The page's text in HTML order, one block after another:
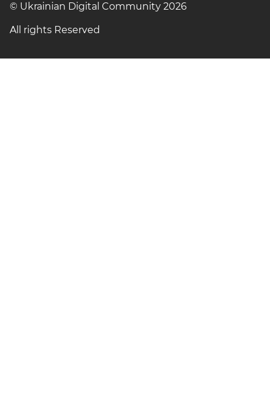
© Ukrainian Digital Community 2026
All rights Reserved